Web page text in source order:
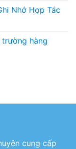
Nhớ Hợp Tác
hàng
cung cấp